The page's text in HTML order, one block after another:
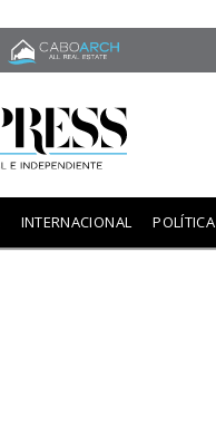
INTERNACIONAL POLÍTICA